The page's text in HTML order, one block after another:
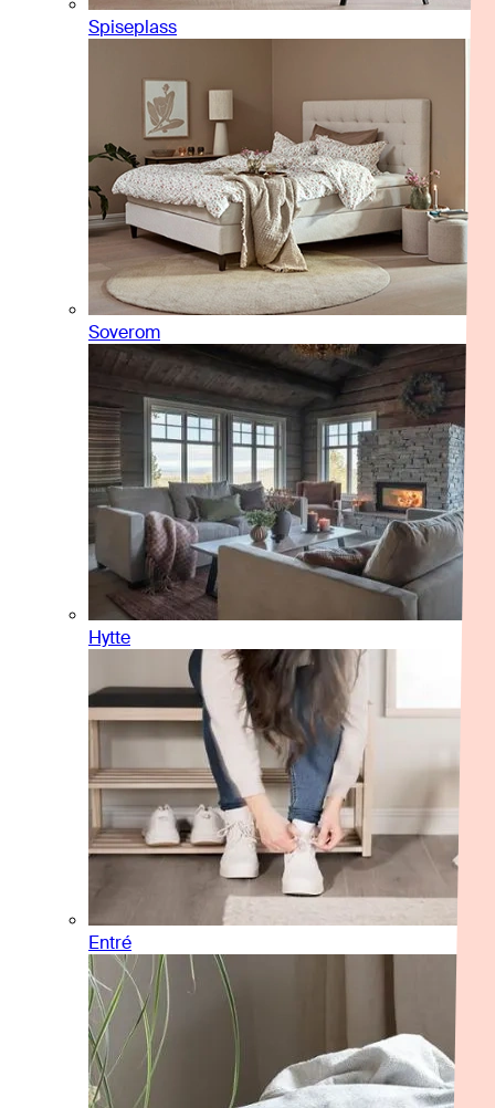
Spiseplass
Soverom
Hytte
Entré